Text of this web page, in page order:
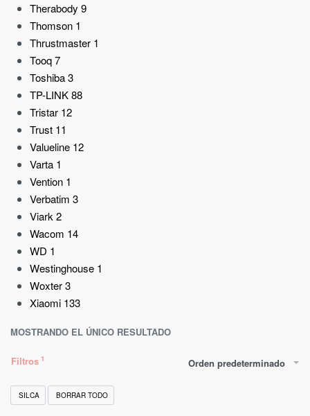
Therabody 9
Thomson 1
Thrustmaster 1
Tooq7
Toshiba3
TP-LINK88
Tristar 12
Trust 11
Valueline 12
Varta 1
Vention 1
Verbatim 3
Viark2
Wacom 14
WD 1
Westinghouse 1
Woxter3
Xiaomi 133
MOSTRANDO EL ÚNICO RESULTADO
Orden predeterminado
Filtros
SILCA BORRAR TODO